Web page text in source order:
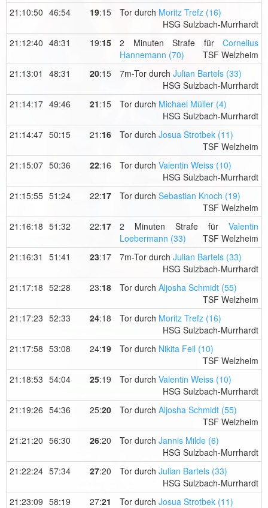
21:10:50 46:54 19:15 Tor durch Moritz Trefz (16)
HSG Sulzbach-Murrhardt
21:12:40 48:31 19:15 2 Minuten Strafe für Cornelius
Hannemann (70)
TSF Welzheim
21:13:01
48:31 20:15 7m-Tor durch Julian Bartels (33)
HSG Sulzbach-Murrhardt
21:14:17 49:46 21:15 Tor durch Michael Müller (4)
HSG Sulzbach-Murrhardt
21:14:47 50:15 21:16 Tor durch Josua Strotbek (11)
TSF Welzheim
21:15:07 50:36 22:16 Tor durch Valentin Weiss (10)
HSG Sulzbach-Murrhardt
21:15:55 51:24 22:17 Tor durch Sebastian Knoch (19)
TSF Welzheim
21:16:18 51:32 22:17 2 Minuten Strafe für Valentin
Loebermann (33)
TSF Welzheim
21:16:31
51:41 23:17 7m-Tor durch Julian Bartels (33)
HSG Sulzbach-Murrhardt
21:17:18 52:28 23:18 Tor durch Aljosha Schmidt (55)
TSF Welzheim
21:17:23 52:33 24:18 Tor durch Moritz Trefz (16)
HSG Sulzbach-Murrhardt
21:17:58 53:08 24:19 Tor durch Nikita Feil (10)
TSF Welzheim
21:18:53 54:04 25:19 Tor durch Valentin Weiss (10)
HSG Sulzbach-Murrhardt
21:19:26 54:36 25:20 Tor durch Aljosha Schmidt (55)
TSF Welzheim
21:21:20 56:30 26:20 Tor durch Jannis Milde (6)
HSG Sulzbach-Murrhardt
21:22:24 57:34 27:20 Tor durch Julian Bartels (33)
HSG Sulzbach-Murrhardt
21:23:09 58:19 27:21 Tor durch Josua Strotbek (11)